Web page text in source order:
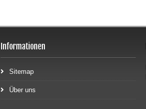
Informationen
Sitemap
Über uns